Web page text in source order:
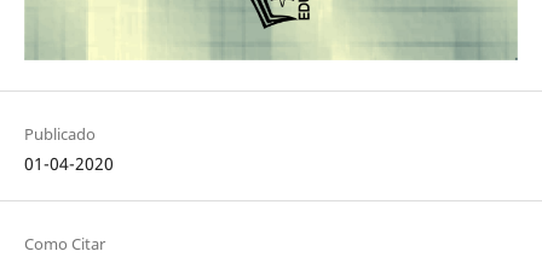
Publicado
01-04-2020
Como Citar